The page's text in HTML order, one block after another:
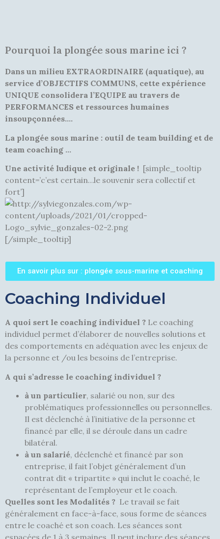
Pourquoi la plongée sous marine ici ?
Dans un milieu EXTRAORDINAIRE (aquatique), au
service d’OBJECTIFS COMMUNS, cette expérience
UNIQUE consolidera l’EQUIPE au travers de
PERFORMANCES et ressources humaines
insoupçonnées….
La plongée sous marine : outil de team building et de
team coaching …
Une activité ludique et originale ! [simple_tooltip
content=’c’est certain…le souvenir sera collectif et
fort’]
[/simple_tooltip]
En savoir plus sur : plongée sous-marine et coaching
Coaching Individuel
A quoi sert le coaching individuel ? Le coaching
individuel permet d’élaborer de nouvelles solutions et
des comportements en adéquation avec les enjeux de
la personne et /ou les besoins de l’entreprise.
A qui s’adresse le coaching individuel ?
à un particulier, salarié ou non, sur des
problématiques professionnelles ou personnelles.
Il est déclenché à l’initiative de la personne et
financé par elle, il se déroule dans un cadre
bilatéral.
à un salarié, déclenché et financé par son
entreprise, il fait l’objet généralement d’un
contrat dit « tripartite » qui inclut le coaché, le
représentant de l’employeur et le coach.
Quelles sont les Modalités ? Le travail se fait
généralement en face-à-face, sous forme de séances
entre le coaché et son coach. Les séances sont